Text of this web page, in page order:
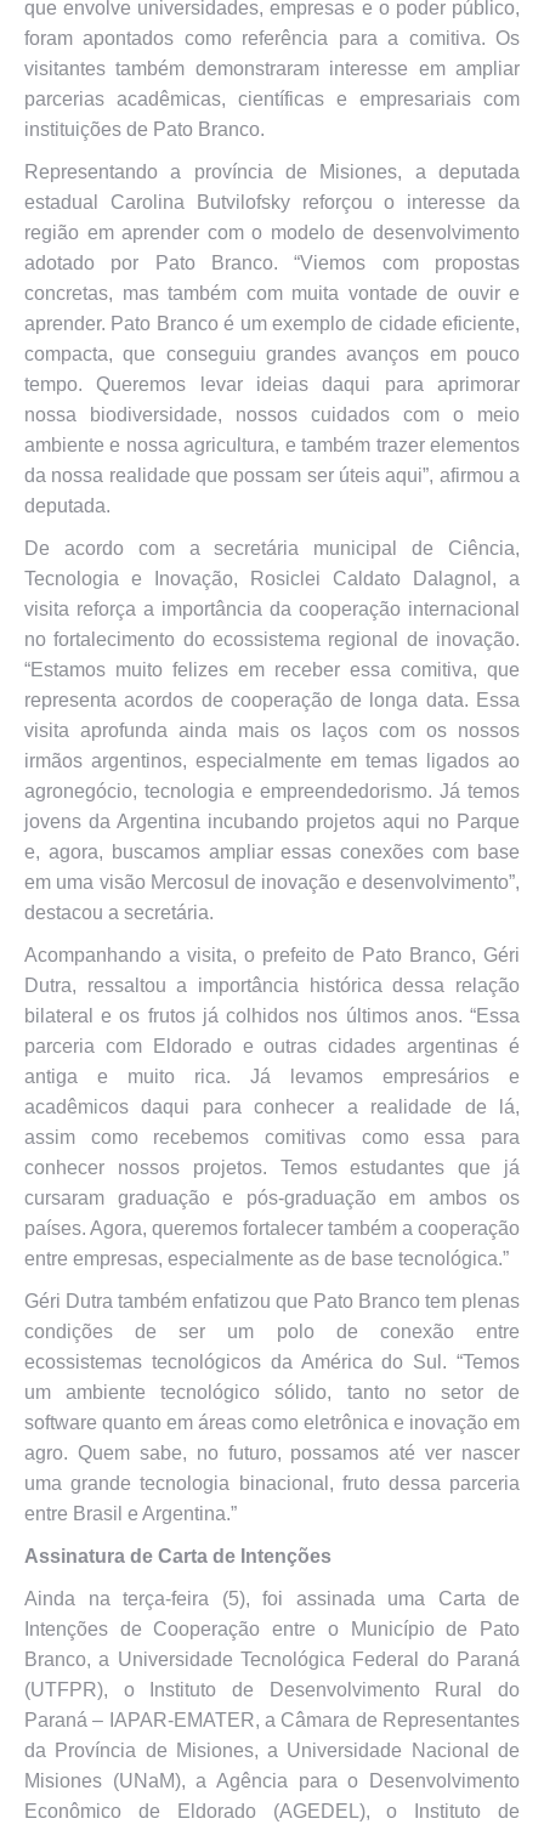
que envolve universidades, empresas e o poder público,
foram apontados como referência para a comitiva. Os
visitantes também demonstraram interesse em ampliar
parcerias acadêmicas, científicas e empresariais com
instituições de Pato Branco.
Representando a província de Misiones, a deputada
estadual Carolina Butvilofsky reforçou o interesse da
região em aprender com o modelo de desenvolvimento
adotado por Pato Branco. “Viemos com propostas
concretas, mas também com muita vontade de ouvir e
aprender. Pato Branco é um exemplo de cidade eficiente,
compacta, que conseguiu grandes avanços em pouco
tempo. Queremos levar ideias daqui para aprimorar
nossa biodiversidade, nossos cuidados com o meio
ambiente e nossa agricultura, e também trazer elementos
da nossa realidade que possam ser úteis aqui”, afirmou a
deputada.
De acordo com a secretária municipal de Ciência,
Tecnologia e Inovação, Rosiclei Caldato Dalagnol, a
visita reforça a importância da cooperação internacional
no fortalecimento do ecossistema regional de inovação.
“Estamos muito felizes em receber essa comitiva, que
representa acordos de cooperação de longa data. Essa
visita aprofunda ainda mais os laços com os nossos
irmãos argentinos, especialmente em temas ligados ao
agronegócio, tecnologia e empreendedorismo. Já temos
jovens da Argentina incubando projetos aqui no Parque
e, agora, buscamos ampliar essas conexões com base
em uma visão Mercosul de inovação e desenvolvimento”,
destacou a secretária.
Acompanhando a visita, o prefeito de Pato Branco, Géri
Dutra, ressaltou a importância histórica dessa relação
bilateral e os frutos já colhidos nos últimos anos. “Essa
parceria com Eldorado e outras cidades argentinas é
antiga e muito rica. Já levamos empresários e
acadêmicos daqui para conhecer a realidade de lá,
assim como recebemos comitivas como essa para
conhecer nossos projetos. Temos estudantes que já
cursaram graduação e pós-graduação em ambos os
países. Agora, queremos fortalecer também a cooperação
entre empresas, especialmente as de base tecnológica.”
Géri Dutra também enfatizou que Pato Branco tem plenas
condições de ser um polo de conexão entre
ecossistemas tecnológicos da América do Sul. “Temos
um ambiente tecnológico sólido, tanto no setor de
software quanto em áreas como eletrônica e inovação em
agro. Quem sabe, no futuro, possamos até ver nascer
uma grande tecnologia binacional, fruto dessa parceria
entre Brasil e Argentina.”
Assinatura de Carta de Intenções
Ainda na terça-feira (5), foi assinada uma Carta de
Intenções de Cooperação entre o Município de Pato
Branco, a Universidade Tecnológica Federal do Paraná
(UTFPR), o Instituto de Desenvolvimento Rural do
Paraná – IAPAR-EMATER, a Câmara de Representantes
da Província de Misiones, a Universidade Nacional de
Misiones (UNaM), a Agência para o Desenvolvimento
Econômico de Eldorado (AGEDEL), o Instituto de